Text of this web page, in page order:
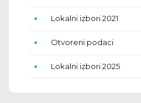
Lokalni izbori 2021
Otvoreni podaci
Lokalni izbori 2025